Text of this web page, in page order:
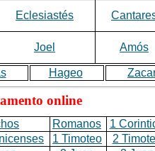
Eclesiastés
Joel Amós
Hageo
online
Romanos 1
1 Timoteo 2